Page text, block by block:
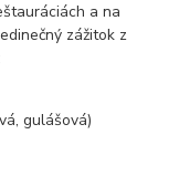
a na
zážitok z
gulášová)